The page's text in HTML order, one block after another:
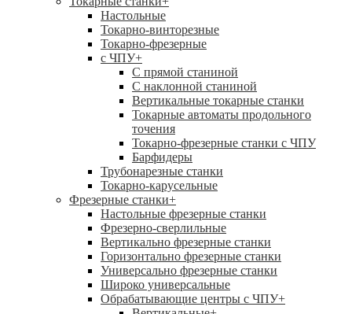
Настольные
Токарно-винторезные
Токарно-фрезерные
с ЧПУ+
С прямой станиной
C наклонной станиной
Вертикальные токарные станки
Токарные автоматы продольного
точения
Токарно-фрезерные станки с ЧПУ
Барфидеры
Трубонарезные станки
Токарно-карусельные
Фрезерные станки+
Настольные фрезерные станки
Фрезерно-сверлильные
Вертикально фрезерные станки
Горизонтально фрезерные станки
Универсально фрезерные станки
Широко универсальные
Обрабатывающие центры с ЧПУ+